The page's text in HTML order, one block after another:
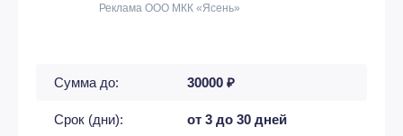
Реклама ООО МКК «Ясень»
Сумма до: 30000 ₽
Срок (дни): от 3 до 30 дней